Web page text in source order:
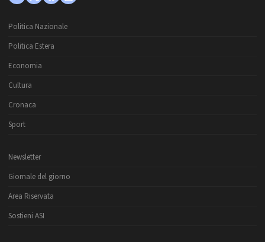
Politica Nazionale
Politica Estera
Economia
Cultura
Cronaca
Sport
Newsletter
Giornale del giorno
Area Riservata
Sostieni ASI